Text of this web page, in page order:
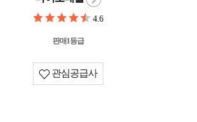
4.6
판매1등급
관심공급사